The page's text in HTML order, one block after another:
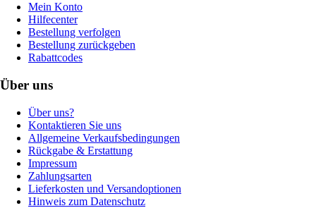
Mein Konto
Hilfecenter
Bestellung verfolgen
Bestellung zurückgeben
Rabattcodes
Über uns
Über uns?
Kontaktieren Sie uns
Allgemeine Verkaufsbedingungen
Rückgabe & Erstattung
Impressum
Zahlungsarten
Lieferkosten und Versandoptionen
Hinweis zum Datenschutz